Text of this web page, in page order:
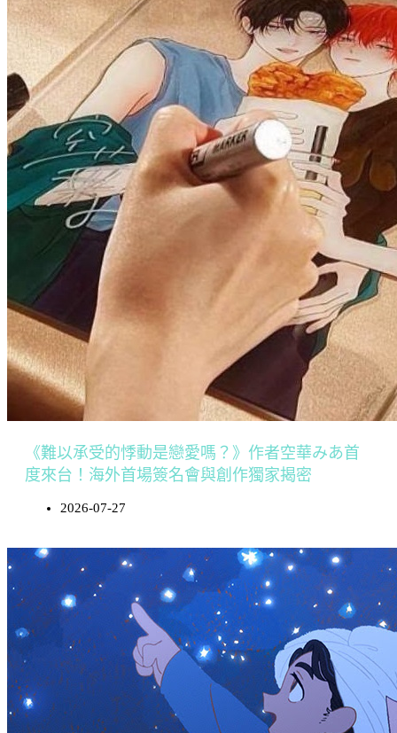
《難以承受的悸動是戀愛嗎？》作者空華みあ首
度來台！海外首場簽名會與創作獨家揭密
2026-07-27